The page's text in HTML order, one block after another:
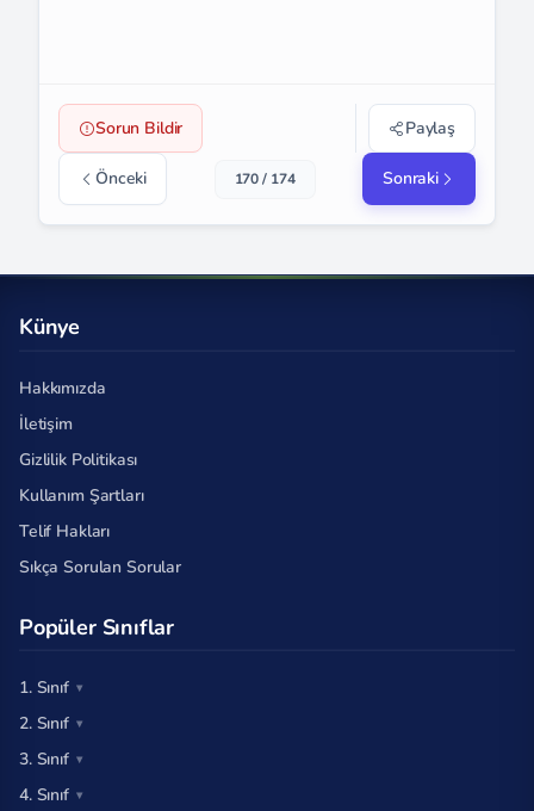
Sorun Bildir Paylaş
Önceki 170 / 174 Sonraki
Künye
Hakkımızda
İletişim
Gizlilik Politikası
Kullanım Şartları
Telif Hakları
Sıkça Sorulan Sorular
Popüler Sınıflar
1. Sınıf
2. Sınıf
3. Sınıf
4. Sınıf